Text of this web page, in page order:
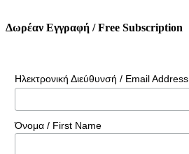
Δωρέαν Εγγραφή / Free Subscription
Ηλεκτρονική Διεύθυνσή / Email Address
Όνομα / First Name